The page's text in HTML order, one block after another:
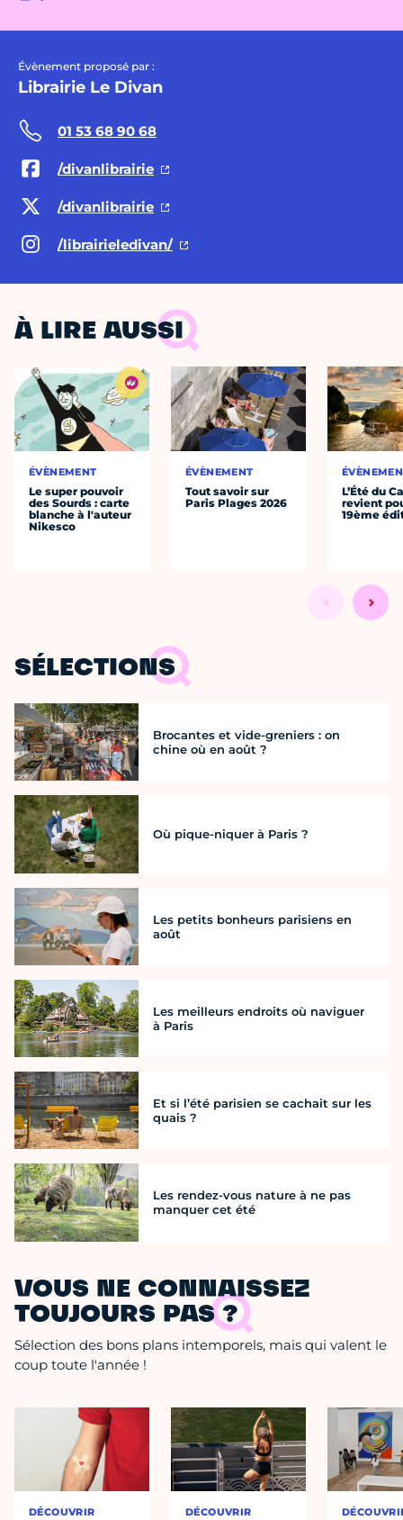
Évènement proposé par :
Librairie Le Divan
01 53 68 90 68
/divanlibrairie
/divanlibrairie
/librairieledivan/
À LIRE AUSSI
ÉVÈNEMENT
Le super pouvoir
des Sourds : carte
blanche à l'auteur
Nikesco
ÉVÈNEMENT
Tout savoir sur
Paris Plages 2026
L’Été du
revient
19ème
SÉLECTIONS
Brocantes et vide-greniers : on
chine où en août ?
Où pique-niquer à Paris ?
Les petits bonheurs parisiens en
août
Les meilleurs endroits où naviguer
à Paris
Et si l’été parisien se cachait sur les
quais ?
Les rendez-vous nature à ne pas
manquer cet été
VOUS NE CONNAISSEZ
TOUJOURS PAS ?
Sélection des bons plans intemporels, mais qui valent le
coup toute l'année !
DÉCOUVRIR DÉCOUVRIR